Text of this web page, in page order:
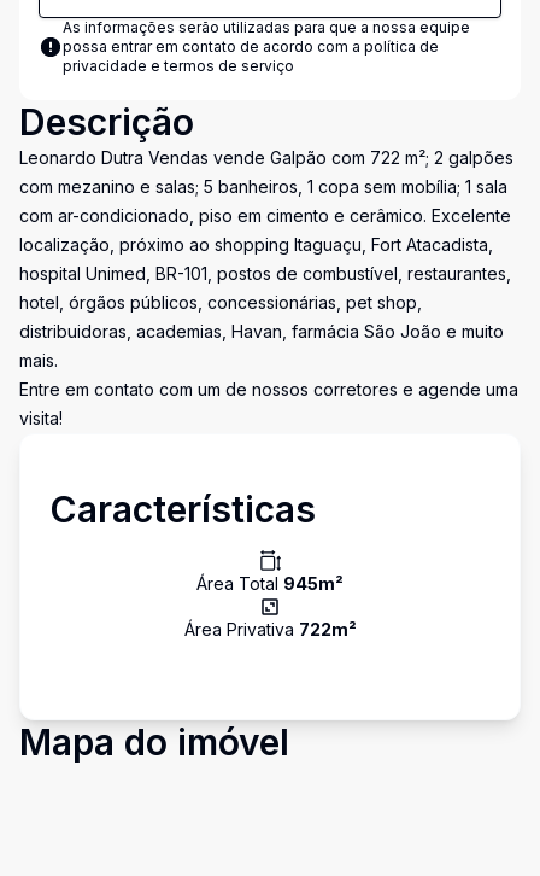
As informações serão utilizadas para que a nossa equipe
possa entrar em contato de acordo com a política de
privacidade e termos de serviço
Descrição
Leonardo Dutra Vendas vende Galpão com 722 m²; 2 galpões
com mezanino e salas; 5 banheiros, 1 copa sem mobília; 1 sala
com ar-condicionado, piso em cimento e cerâmico. Excelente
localização, próximo ao shopping Itaguaçu, Fort Atacadista,
hospital Unimed, BR-101, postos de combustível, restaurantes,
hotel, órgãos públicos, concessionárias, pet shop,
distribuidoras, academias, Havan, farmácia São João e muito
mais.
Entre em contato com um de nossos corretores e agende uma
visita!
Características
Área Total 945m²
Área Privativa 722m²
Mapa do imóvel